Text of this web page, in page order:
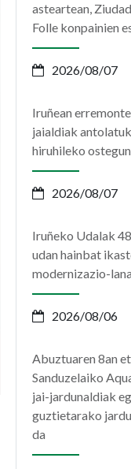
asteartean,
Folle konpainien
2026/08/07
Iruñean
jaialdiak
hiruhileko
2026/08/07
Iruñeko Udalak
udan hainbat
modernizazio-
2026/08/06
Abuztuaren 8an
Sanduzelaiko
jai-jardunaldiak
guztietarako
da